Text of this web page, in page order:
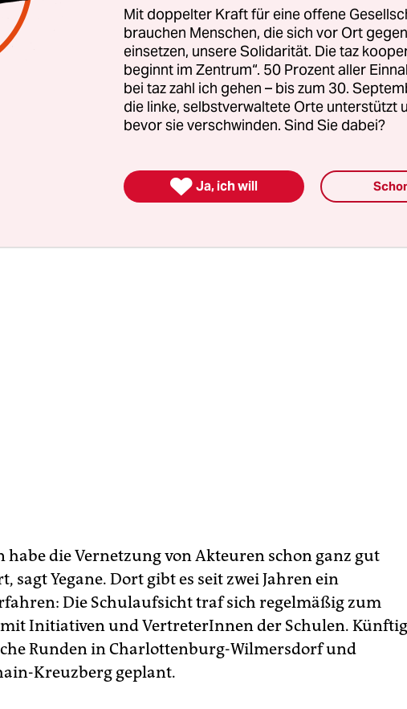
an Schulen, kurz Adas, am Dienstag zwar
Antwort zu geben. Aber zumindest konnte
einer ersten Zwischenbilanz des
sagen: Um herauszufinden, wie groß das
an Berlins Schulen ist, bräuchte es zum
verbessertes Monitoringverfahren. Bisher
Adas etwa wird häufig von türkisch-arabischen
oder deren Eltern kontaktiert. Eine bessere
habe die Vernetzung von Akteuren schon ganz gut
sagt Yegane. Dort gibt es seit zwei Jahren ein
Die Schulaufsicht traf sich regelmäßig zum
Initiativen und VertreterInnen der Schulen. Künftig
Runden in Charlottenburg-Wilmersdorf und
Kreuzberg geplant.
Mit doppelter Kraft für eine offene
brauchen Menschen, die sich vor Ort
einsetzen, unsere Solidarität. Die taz
beginnt im Zentrum“. 50 Prozent aller
bei taz zahl ich gehen – bis zum 30.
die linke, selbstverwaltete Orte unterstützt
bevor sie verschwinden. Sind Sie dabei?
 Ja, ich will